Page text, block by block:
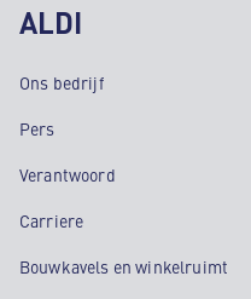
ALDI
Ons bedrijf
Pers
Verantwoord
Carriere
Bouwkavels en winkelruimt